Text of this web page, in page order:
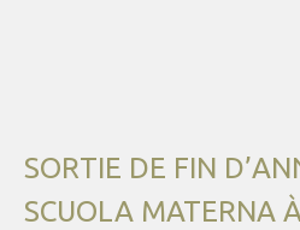
SORTIE DE FIN
SCUOLA MATERNA